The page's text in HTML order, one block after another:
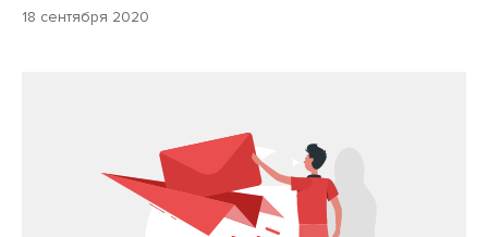
18 сентября 2020